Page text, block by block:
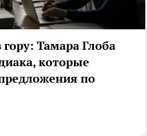
Тамара Глоба
которые
по